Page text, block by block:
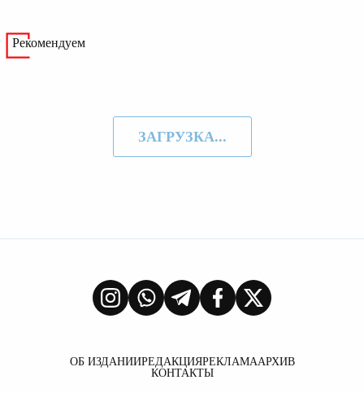
Рекомендуем
ЗАГРУЗКА...
ОБ ИЗДАНИИРЕДАКЦИЯРЕКЛАМААРХИВ
КОНТАКТЫ